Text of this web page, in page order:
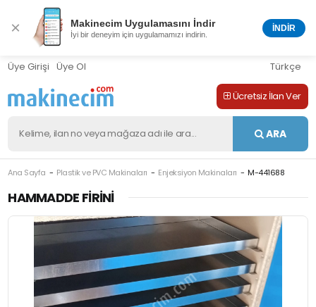
× Makinecim Uygulamasını İndir
İyi bir deneyim için uygulamamızı indirin.
İNDİR
Üye Girişi Üye Ol Türkçe
Ücretsiz İlan Ver
ARA
Ana Sayfa Plastik ve PVC Makinaları Enjeksiyon Makinaları M-441688
HAMMADDE FIRINI